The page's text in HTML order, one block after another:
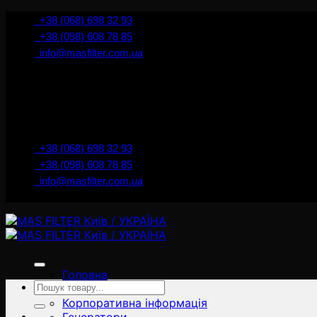
İçeriğe+38 (068) 698 32 93
+38 (098) 608 78 85
info@masfilter.com.ua
+38 (068) 698 32 93
+38 (098) 608 78 85
info@masfilter.com.ua
Головна
Товари
Корпоративна інформація
Ara: